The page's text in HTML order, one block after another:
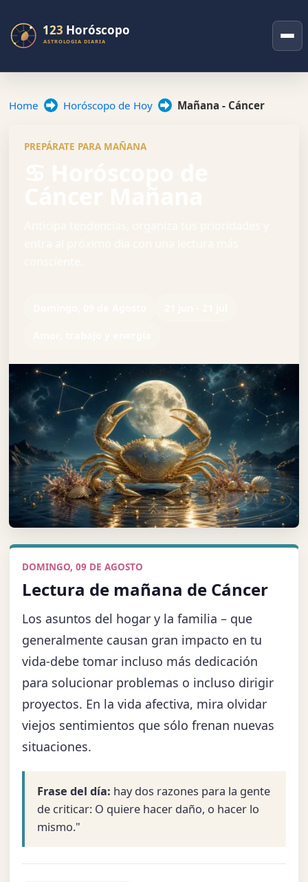
Home Horóscopo de Hoy Mañana - Cáncer
PREPÁRATE PARA MAÑANA
DOMINGO, 09 DE AGOSTO
Lectura de mañana de Cáncer
Los asuntos del hogar y la familia – que
generalmente causan gran impacto en tu
vida-debe tomar incluso más dedicación
para solucionar problemas o incluso dirigir
proyectos. En la vida afectiva, mira olvidar
viejos sentimientos que sólo frenan nuevas
situaciones.
Frase del día: hay dos razones para la gente
de criticar: O quiere hacer daño, o hacer lo
mismo."